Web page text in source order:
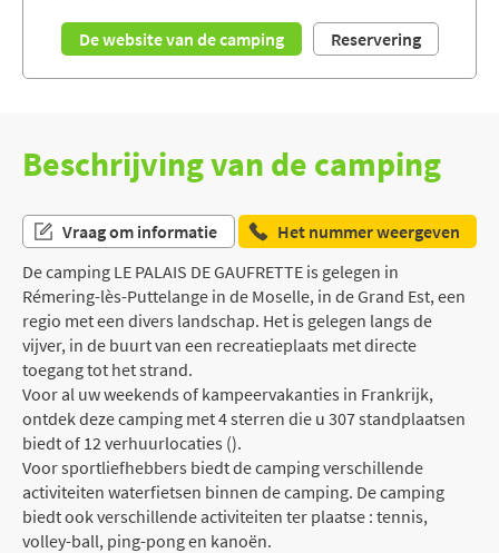
De website van de camping Reservering
Beschrijving van de camping
Vraag om informatie
Het nummer weergeven
De camping LE PALAIS DE GAUFRETTE is gelegen in
Rémering-lès-Puttelange in de Moselle, in de Grand Est, een
regio met een divers landschap. Het is gelegen langs de
vijver, in de buurt van een recreatieplaats met directe
toegang tot het strand.
Voor al uw weekends of kampeervakanties in Frankrijk,
ontdek deze camping met 4 sterren die u 307 standplaatsen
biedt of 12 verhuurlocaties ().
Voor sportliefhebbers biedt de camping verschillende
activiteiten waterfietsen binnen de camping. De camping
biedt ook verschillende activiteiten ter plaatse : tennis,
volley-ball, ping-pong en kanoën.